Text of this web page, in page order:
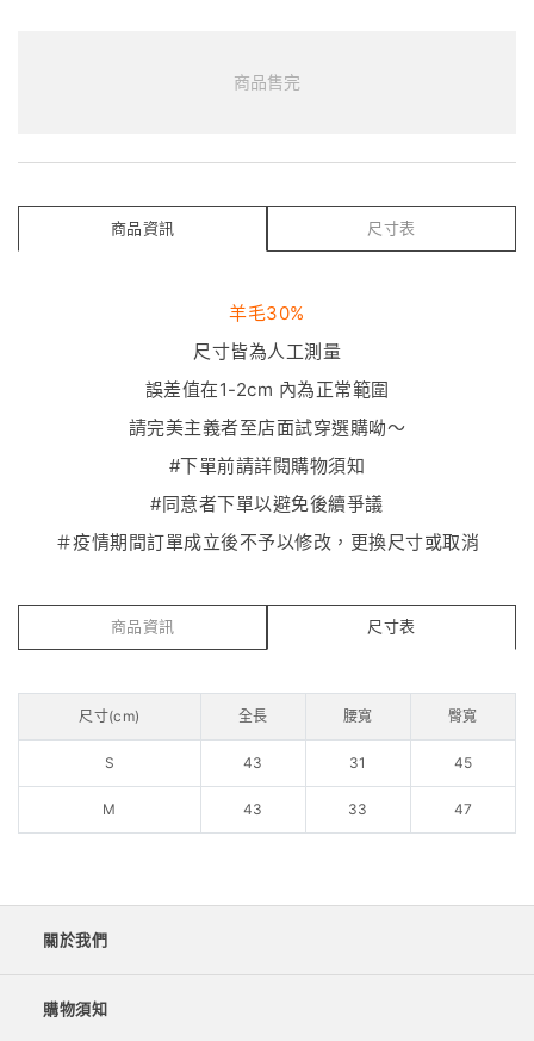
商品售完
商品資訊 尺寸表
羊毛30%
尺寸皆為人工測量
誤差值在1-2cm 內為正常範圍
請完美主義者至店面試穿選購呦～
#下單前請詳閱購物須知
#同意者下單以避免後續爭議
＃疫情期間訂單成立後不予以修改，更換尺寸或取消
商品資訊 尺寸表
尺寸(cm) 全長 腰寬 臀寬
S 43 31 45
M 43 33 47
關於我們
購物須知